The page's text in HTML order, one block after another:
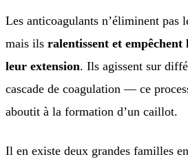
Les anticoagulants n’éliminent pas
mais ils ralentissent et
leur extension. Ils agissent sur
cascade de coagulation — ce
aboutit à la formation d’un caillot.
Il en existe deux grandes familles